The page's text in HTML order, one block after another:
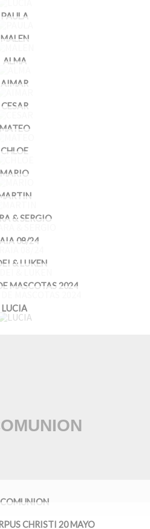
PAULA
MALEN
ALMA
AIMAR
CESAR
MATEO
CHLOE
MARIO
& SERGIO
08/24
& LUKEN
MASCOTAS 2024
LUCIA
COMUNION
CHRISTI 20 MAYO